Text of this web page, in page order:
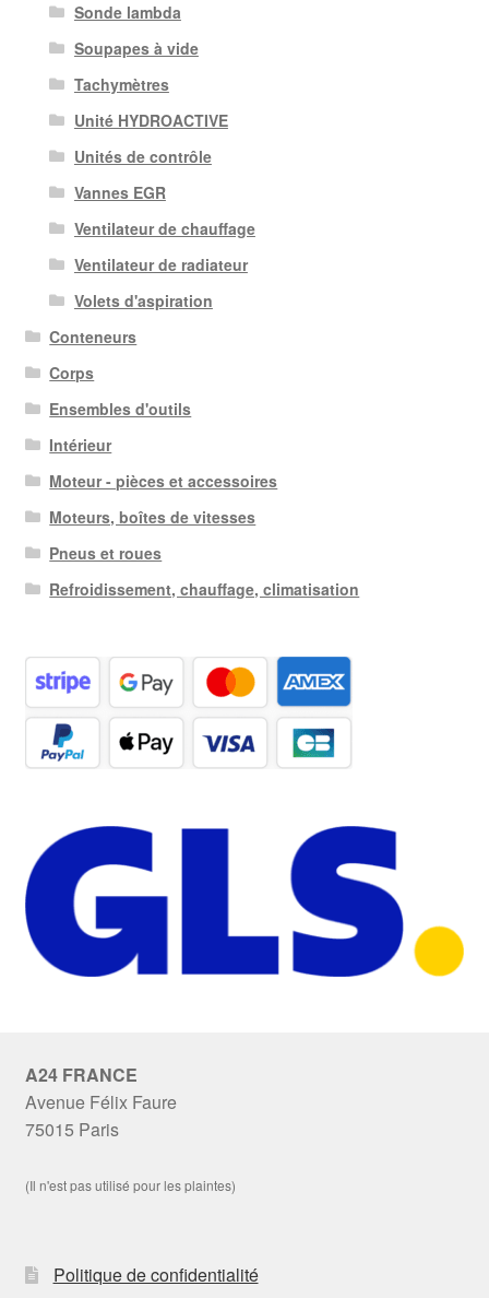
Sonde lambda
Soupapes à vide
Tachymètres
Unité HYDROACTIVE
Unités de contrôle
Vannes EGR
Ventilateur de chauffage
Ventilateur de radiateur
Volets d'aspiration
Conteneurs
Corps
Ensembles d'outils
Intérieur
Moteur - pièces et accessoires
Moteurs, boîtes de vitesses
Pneus et roues
Refroidissement, chauffage, climatisation
A24 FRANCE
Avenue Félix Faure
75015 Paris
(Il n'est pas utilisé pour les plaintes)
Politique de confidentialité